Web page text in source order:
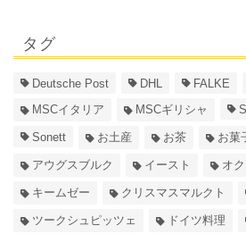
タグ
Deutsche Post DHL FALKE
MSCイタリア
MSCギリシャ
Sonett お土産 お茶 お菓
アウグスブルク イースト オ
キームゼー クリスマスマルクト
ツークシュピッツェ ドイツ料理